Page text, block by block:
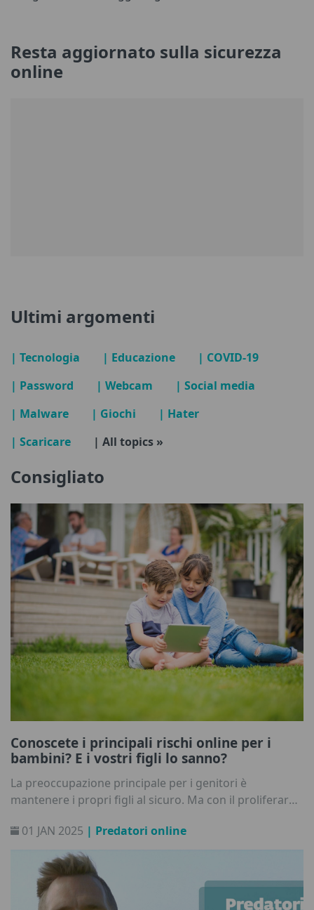
Resta aggiornato sulla sicurezza
online
Ultimi argomenti
| Tecnologia | Educazione
| COVID-19
| Password
| Webcam
| Social media
| Malware
| Giochi
| Hater
| Scaricare
| All topics »
Consigliato
Conoscete i principali rischi online per i
bambini? E i vostri figli lo sanno?
La preoccupazione principale per i genitori è
mantenere i propri figli al sicuro. Ma con il proliferare
annidano i potenziali rischi su Internet. Il progetto di
ricerca dell'Unione Europea EU Kids Online/ Net
Children Go Mobile ci offre una panoramica dei
problemi più frequenti che i bambini incontrano
online.
01 JAN 2025 | Predatori online